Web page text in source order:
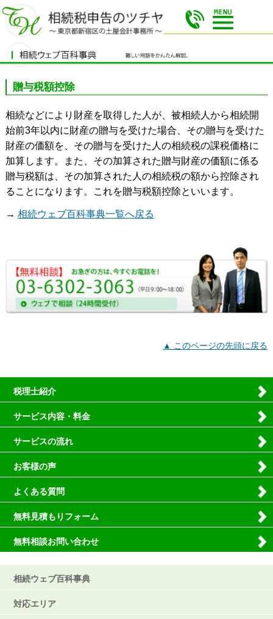
贈与税額控除
相続などにより財産を取得した人が、被相続人から相続開
始前3年以内に財産の贈与を受けた場合、その贈与を受けた
財産の価額を、その贈与を受けた人の相続税の課税価格に
加算します。また、その加算された贈与財産の価額に係る
贈与税額は、その加算された人の相続税の額から控除され
ることになります。これを贈与税額控除といいます。
→ 相続ウェブ百科事典一覧へ戻る
▲ このページの先頭に戻る
税理士紹介
サービス内容・料金
サービスの流れ
お客様の声
よくある質問
無料見積もりフォーム
無料相談お問い合わせ
相続ウェブ百科事典
対応エリア